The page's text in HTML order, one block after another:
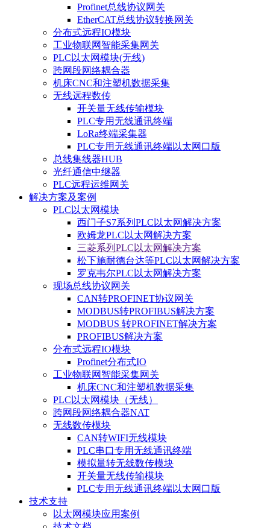
Profinet总线协议网关
EtherCAT总线协议转换网关
分布式远程IO模块
工业物联网智能采集网关
PLC以太网模块(无线)
跨网段网络耦合器
机床CNC和注塑机数据采集
无线远程数传
开关量无线传输模块
PLC专用无线通讯终端
LoRa终端采集器
PLC专用无线通讯终端以太网口版
总线集线器HUB
光纤通信中继器
PLC远程运维网关
解决方案及案例
PLC以太网模块
西门子S7系列PLC以太网解决方案
欧姆龙PLC以太网解决方案
三菱系列PLC以太网解决方案
松下施耐德台达等PLC以太网解决方案
罗克韦尔PLC以太网解决方案
现场总线协议网关
CAN转PROFINET协议网关
MODBUS转PROFIBUS解决方案
MODBUS 转PROFINET解决方案
PROFIBUS解决方案
分布式远程IO模块
Profinet分布式IO
工业物联网智能采集网关
机床CNC和注塑机数据采集
PLC以太网模块（无线）
跨网段网络耦合器NAT
无线数传模块
CAN转WIFI无线模块
PLC串口专用无线通讯终端
模拟量转无线数传模块
开关量无线传输模块
PLC专用无线通讯终端以太网口版
技术支持
以太网模块应用案例